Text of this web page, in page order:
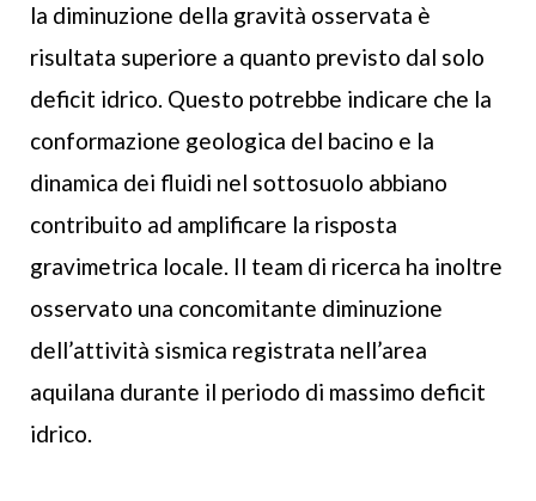
la diminuzione della gravità osservata è
risultata superiore a quanto previsto dal solo
deficit idrico. Questo potrebbe indicare che la
conformazione geologica del bacino e la
dinamica dei fluidi nel sottosuolo abbiano
contribuito ad amplificare la risposta
gravimetrica locale. Il team di ricerca ha inoltre
osservato una concomitante diminuzione
dell’attività sismica registrata nell’area
aquilana durante il periodo di massimo deficit
idrico.